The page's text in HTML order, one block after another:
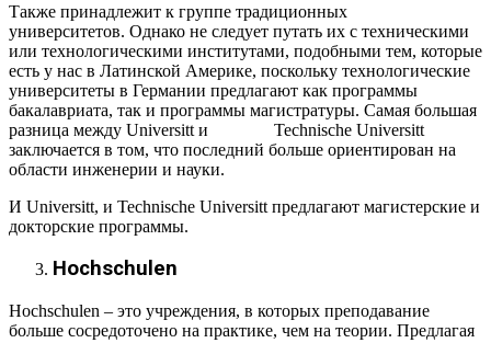
Также принадлежит к группе традиционных
университетов. Однако не следует путать их с техническими
или технологическими институтами, подобными тем, которые
есть у нас в Латинской Америке, поскольку технологические
университеты в Германии предлагают как программы
бакалавриата, так и программы магистратуры. Самая большая
разница между Universitt и Technische Universitt
заключается в том, что последний больше ориентирован на
области инженерии и науки.
И Universitt, и Technische Universitt предлагают магистерские и
докторские программы.
Hochschulen
Hochschulen – это учреждения, в которых преподавание
больше сосредоточено на практике, чем на теории. Предлагая